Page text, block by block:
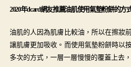
2020年dcard網友推薦油肌使用氣墊粉餅的方
油肌的人因為肌膚比較油，所以在擦妝
讓肌膚更加吸收。而使用氣墊粉餅時以
多次的方式，一層一層慢慢的覆蓋上去